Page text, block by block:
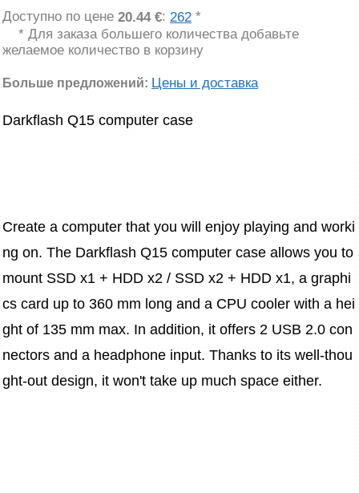
Доступно по цене 20.44 €: 262 *
* Для заказа большего количества добавьте
желаемое количество в корзину
Больше предложений: Цены и доставка
Darkflash Q15 computer case
Create a computer that you will enjoy playing and worki
ng on. The Darkflash Q15 computer case allows you to
mount SSD x1 + HDD x2 / SSD x2 + HDD x1, a graphi
cs card up to 360 mm long and a CPU cooler with a hei
ght of 135 mm max. In addition, it offers 2 USB 2.0 con
nectors and a headphone input. Thanks to its well-thou
ght-out design, it won't take up much space either.